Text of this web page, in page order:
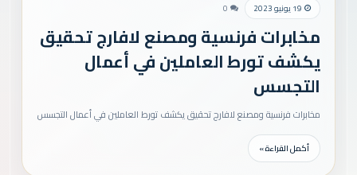
19 يونيو 2023 0
مخابرات فرنسية ومصنع لافارج تحقيق
يكشف تورط العاملين في أعمال
التجسس
مخابرات فرنسية ومصنع لافارج تحقيق يكشف تورط العاملين في أعمال التجسس
أكمل القراءة »